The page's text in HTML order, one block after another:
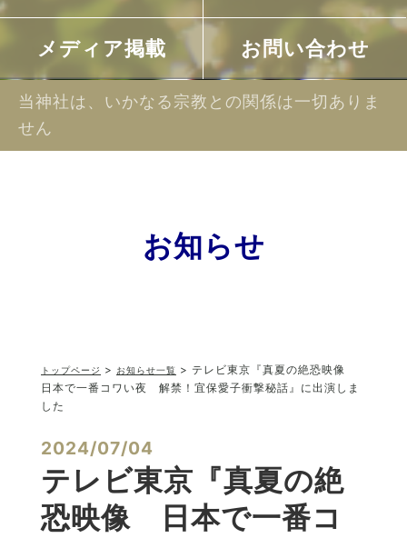
メディア掲載 お問い合わせ
当神社は、いかなる宗教との関係は一切ありま
せん
お知らせ
トップページ > お知らせ一覧 > テレビ東京『真夏の絶恐映像
日本で一番コワい夜 解禁！宜保愛子衝撃秘話』に出演しま
した
2024/07/04
テレビ東京『真夏の絶
恐映像 日本で一番コ